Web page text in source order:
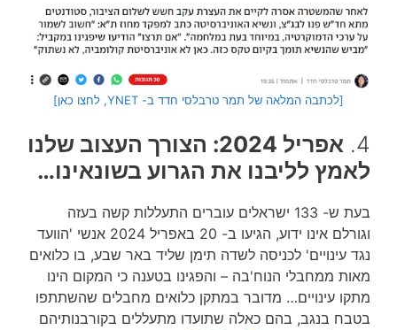
[לכתבה המלאה של תמר טרבלסי חדד ב- YNET, לחצו כאן]
4.
אפריל 2024: הצורך העצוב שלנו
לאמץ לליבנו את הגרוע בשונאינו…
בעת ש- 133 ישראלים עוברים התעללות קשה בעזה
וגורלם אינו ידוע, הגיעו ב- 20 באפריל 2024 אנשי 'הוועד
נגד עינויים' לכניסה לשדה תימן שליד באר שבע, בו כלואים
מאות ממחבלי הנוח'בה – והפגינו בטענה כי המקום הינו
מתקו עינויים… מדובר במתקן כלואים מחבלים שהשתתפו
בטבח בנגב, בהם כאלה שתועדו מתעללים בקורבנותיהם